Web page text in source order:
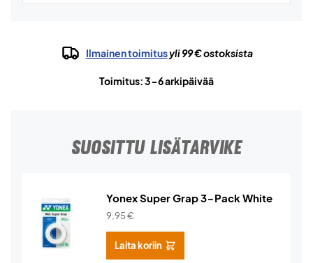
Ilmainen toimitusyli 99 € ostoksista
Toimitus: 3-6 arkipäivää
SUOSITTU LISÄTARVIKE
Yonex Super Grap 3-Pack White
9,95€
Laita koriin